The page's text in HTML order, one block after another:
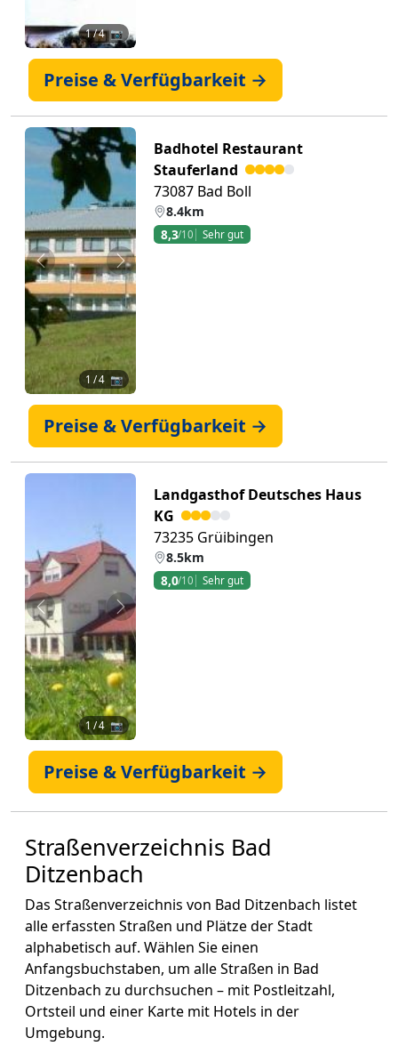
1/ 4 📷
Preise & Verfügbarkeit →
Zurück Weiter
1 / 4 📷
Badhotel Restaurant
Stauferland
73087 Bad Boll
8.4km
8,3/10 Sehr gut
Preise & Verfügbarkeit →
Zurück Weiter
1 / 4 📷
Landgasthof Deutsches Haus
KG
73235 Grüibingen
8.5km
8,0/10 Sehr gut
Preise & Verfügbarkeit →
Straßenverzeichnis Bad
Ditzenbach
Das Straßenverzeichnis von Bad Ditzenbach listet
alle erfassten Straßen und Plätze der Stadt
alphabetisch auf. Wählen Sie einen
Anfangsbuchstaben, um alle Straßen in Bad
Ditzenbach zu durchsuchen – mit Postleitzahl,
Ortsteil und einer Karte mit Hotels in der
Umgebung.